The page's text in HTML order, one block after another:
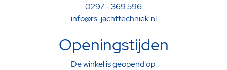
0297 - 369 596
info@rs-jachttechniek.nl
Openingstijden
De winkel is geopend op: